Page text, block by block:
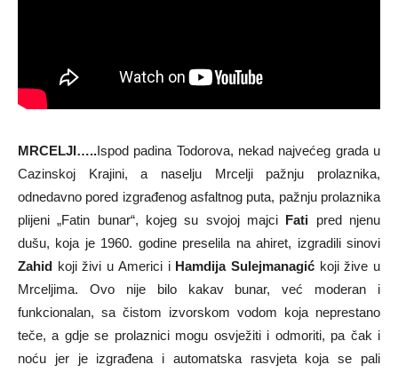
MRCELJI…..Ispod padina Todorova, nekad najvećeg grada u
Cazinskoj Krajini, a naselju Mrcelji pažnju prolaznika,
odnedavno pored izgrađenog asfaltnog puta, pažnju prolaznika
plijeni „Fatin bunar“, kojeg su svojoj majci Fati pred njenu
dušu, koja je 1960. godine preselila na ahiret, izgradili sinovi
Zahid koji živi u Americi i Hamdija Sulejmanagićkoji žive u
Mrceljima. Ovo nije bilo kakav bunar, već moderan i
funkcionalan, sa čistom izvorskom vodom koja neprestano
teče, a gdje se prolaznici mogu osvježiti i odmoriti, pa čak i
noću jer je izgrađena i automatska rasvjeta koja se pali